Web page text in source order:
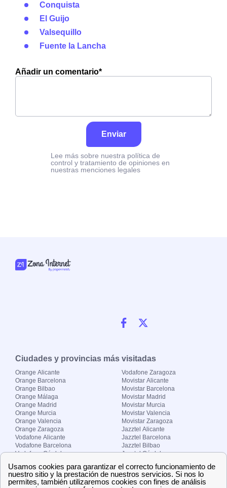
Conquista
El Guijo
Valsequillo
Fuente la Lancha
Añadir un comentario*
Enviar
Lee más sobre nuestra política de
control y tratamiento de opiniones en
nuestras menciones legales
Ciudades y provincias más visitadas
Orange Alicante
Orange Barcelona
Orange Bilbao
Orange Málaga
Orange Madrid
Orange Murcia
Orange Valencia
Orange Zaragoza
Vodafone Alicante
Vodafone Barcelona
Vodafone Córdoba
Vodafone Madrid
Vodafone Murcia
Vodafone Valencia
Vodafone Zaragoza
Movistar Alicante
Movistar Barcelona
Movistar Madrid
Movistar Murcia
Movistar Valencia
Movistar Zaragoza
Jazztel Alicante
Jazztel Barcelona
Jazztel Bilbao
Jazztel Córdoba
Jazztel Málaga
Jazztel Valencia
Jazztel Zaragoza